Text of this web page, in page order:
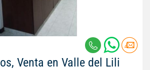
Venta en Valle del Lili